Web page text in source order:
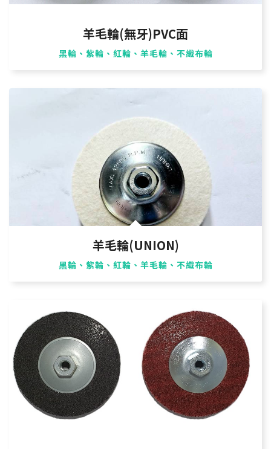
羊毛輪(無牙)PVC面
黑輪、紫輪、紅輪、羊毛輪、不織布輪
羊毛輪(UNION)
黑輪、紫輪、紅輪、羊毛輪、不織布輪